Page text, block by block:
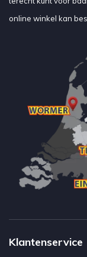
online winkel kan
Klantenservice